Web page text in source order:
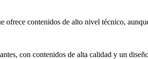
contenidos de alto nivel técnico,
con contenidos de alta calidad y un